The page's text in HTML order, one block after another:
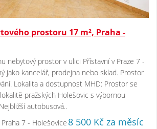
prostoru 17 m², Praha -
nebytový prostor v ulici Přístavní v Praze 7 -
jako kancelář, prodejna nebo sklad. Prostor
Lokalita a dostupnost MHD: Prostor se
pražských Holešovic s výbornou
autobusová..
Praha 7 - Holešovice 8 500 Kč za měsíc